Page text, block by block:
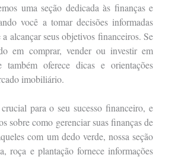
uma seção dedicada às finanças e
você a tomar decisões informadas
alcançar seus objetivos financeiros. Se
em comprar, vender ou investir em
também oferece dicas e orientações
imobiliário.
para o seu sucesso financeiro, e
sobre como gerenciar suas finanças de
com um dedo verde, nossa seção
roça e plantação fornece informações